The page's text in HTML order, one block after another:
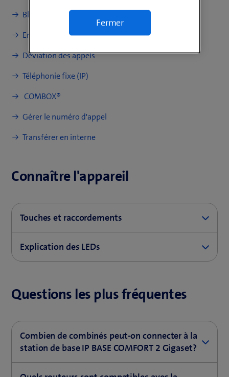
Quick Install Guide
Bloquer des appels et numéros
Enregistrer les contacts
Déviation des appels
Téléphonie fixe (IP)
COMBOX®
Gérer le numéro d'appel
Transférer en interne
Connaître l'appareil
Touches et raccordements
ATouche Inscription / Paging
Explication des LEDs
Questions les plus fréquentes
Combien de combinés peut-on connecter à la
station de base IP BASE COMFORT 2 Gigaset?
Fermer